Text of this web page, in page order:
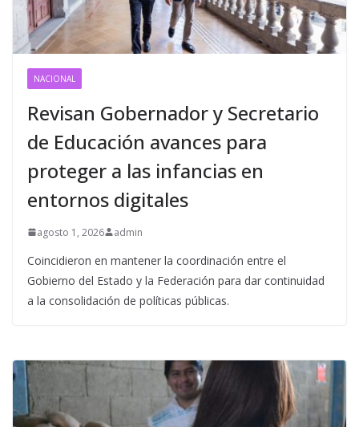
NACIONAL
Revisan Gobernador y Secretario
de Educación avances para
proteger a las infancias en
entornos digitales
agosto 1, 2026 admin
Coincidieron en mantener la coordinación entre el
Gobierno del Estado y la Federación para dar continuidad
a la consolidación de políticas públicas.